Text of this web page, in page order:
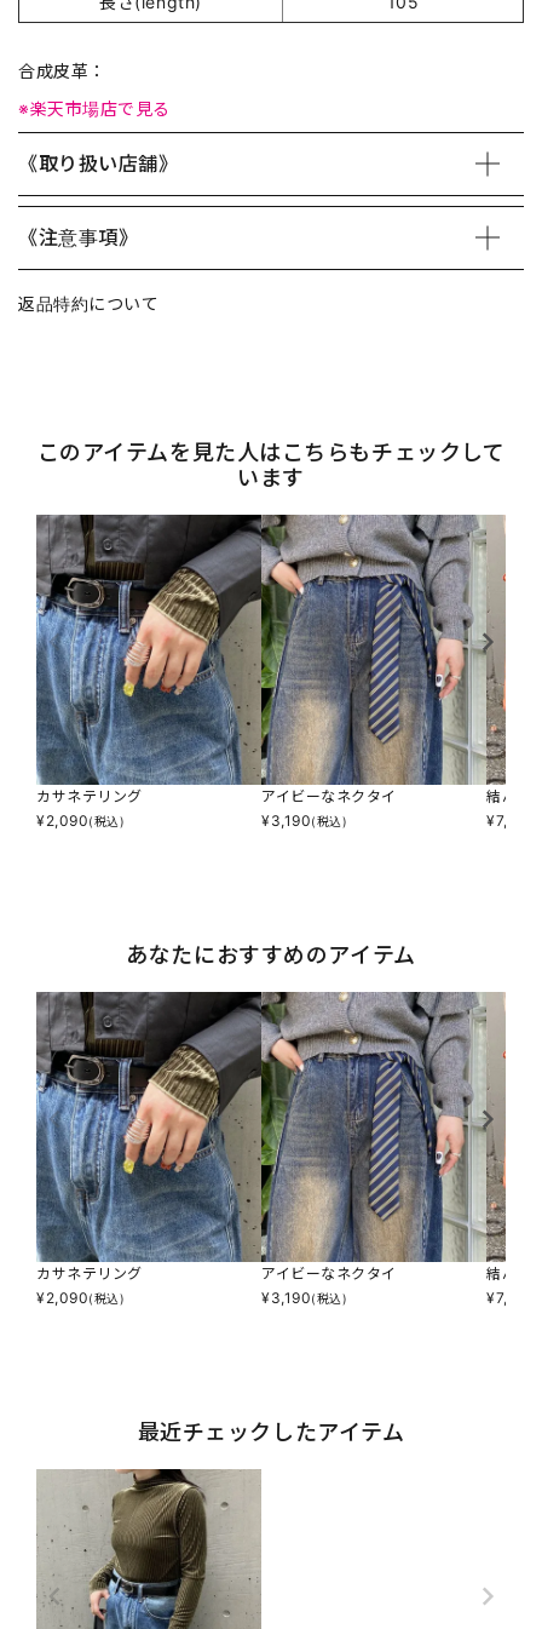
合成皮革：
※楽天市場店で見る
《取り扱い店舗》
《注意事項》
返品特約について
このアイテムを見た人はこちらもチェックして
います
カサネテリング
¥2,090(税込)
アイビーなネクタイ
¥3,190(税込)
結んで
¥7,590
あなたにおすすめのアイテム
カサネテリング
¥2,090(税込)
アイビーなネクタイ
¥3,190(税込)
結んで
¥7,590
最近チェックしたアイテム